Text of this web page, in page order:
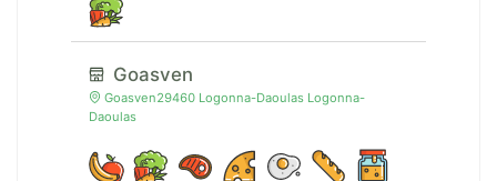
Goasven
Goasven29460 Logonna-Daoulas Logonna-
Daoulas